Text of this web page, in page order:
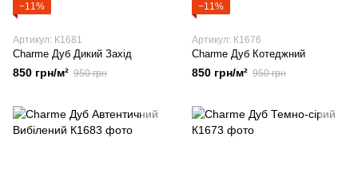
−11%
Артикул: К1681
Charme Дуб Дикий Захід
850 грн/м² 950 грн
−11%
Артикул: К1676
Charme Дуб Котеджний
850 грн/м² 950 грн